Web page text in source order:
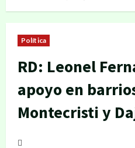
Política
RD: Leonel
apoyo en
Montecristi y